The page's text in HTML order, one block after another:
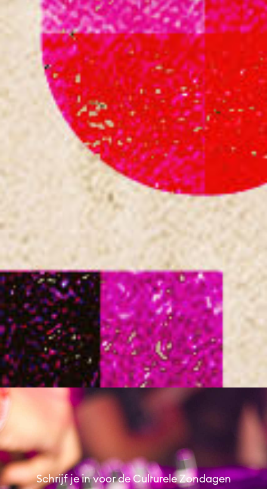
50 jaar gastarbeiders Utrecht
Wijkfestival Kanaleneiland
Film & Beeldcultuur
Ondernemersmarkt
Wijkfestival Kanaleneiland
Schrijf je in voor de Culturele Zondagen